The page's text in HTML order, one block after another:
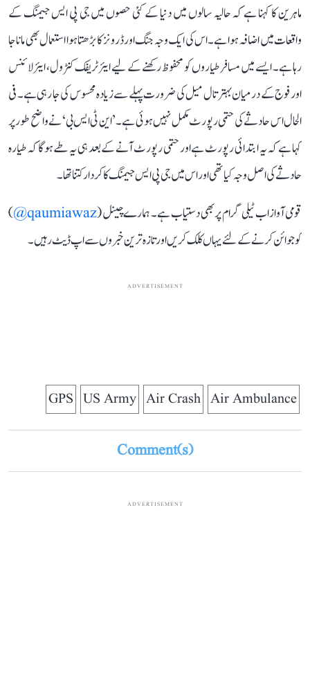
ماہرین کا کہنا ہے کہ حالیہ سالوں میں دنیا کے کئی حصوں میں جی پی ایس جیمنگ کے
واقعات میں اضافہ ہوا ہے۔ اس کی ایک وجہ جنگ اور ڈرونز کا بڑھتا ہوا استعمال بھی مانا جا
رہا ہے۔ ایسے میں مسافر طیاروں کو محفوظ رکھنے کے لیے ایئر ٹریفک کنٹرول، ایئرلائنس
اور فوج کے درمیان بہتر تال میل کی ضرورت پہلے سے زیادہ محسوس کی جا رہی ہے۔ فی
الحال اس حادثے کی حتمی رپورٹ مکمل نہیں ہوئی ہے۔ ’این ٹی ایس بی‘ نے واضح طور پر
کہا ہے کہ یہ ابتدائی رپورٹ ہے اور حتمی رپورٹ آنے کے بعد ہی یہ طے ہوگا کہ طیارہ
حادثے کی اصل وجہ کیا تھی اور اس میں جی پی ایس جیمنگ کا کردار کتنا تھا۔
قومی آواز اب ٹیلی گرام پر بھی دستیاب ہے۔ ہمارے چینل (qaumiawaz@
)
کو جوائن کرنے کے لئے یہاں کلک کریں اور تازہ ترین خبروں سے اپ ڈیٹ رہیں۔
ADVERTISEMENT
Air Ambulance
Air Crash
US Army
GPS
Comment(s)
ADVERTISEMENT